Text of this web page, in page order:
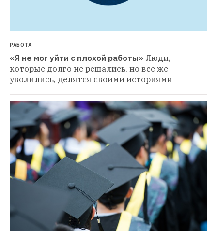
РАБОТА
«Я не мог уйти с плохой работы» Люди,
которые долго не решались, но все же
уволились, делятся своими историями